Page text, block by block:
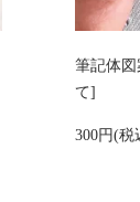
筆記体図
て]
300円(税